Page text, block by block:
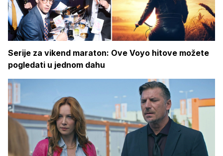
Serije za vikend maraton: Ove Voyo hitove možete
pogledati u jednom dahu